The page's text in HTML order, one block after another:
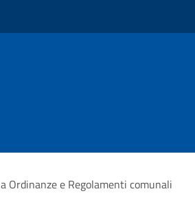
Ordinanze e Regolamenti comunali